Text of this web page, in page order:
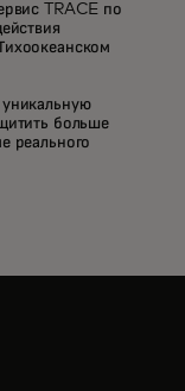
TRACE по
больше
реального